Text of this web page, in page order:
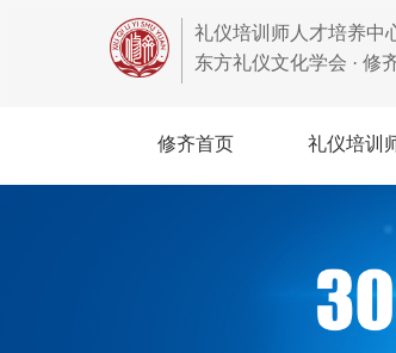
礼仪培训师人才培养中
东方礼仪文化学会 · 修
修齐首页 礼仪培训